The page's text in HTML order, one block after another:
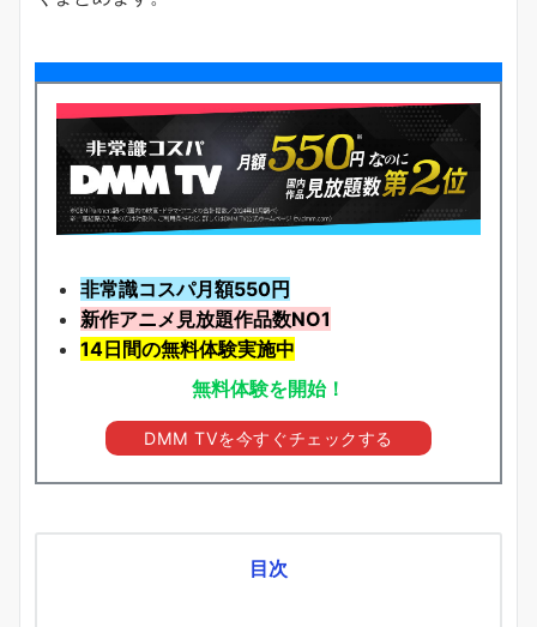
非常識コスパ月額550円
新作アニメ見放題作品数NO1
14日間の無料体験実施中
無料体験を開始！
DMM TVを今すぐチェックする
目次